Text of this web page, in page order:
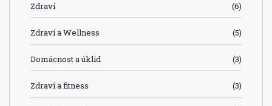
Zdraví (6)
Zdraví a Wellness (5)
Domácnost a úklid (3)
Zdraví a fitness (3)